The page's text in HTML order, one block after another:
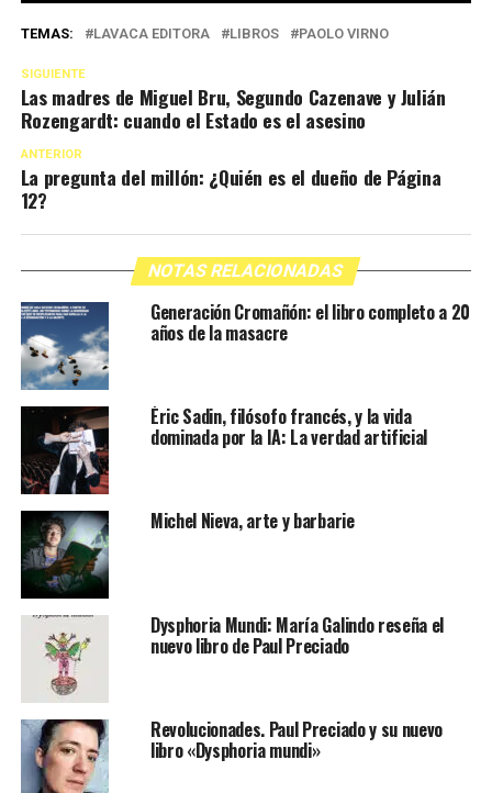
TEMAS: LAVACA EDITORA LIBROS PAOLO VIRNO
SIGUIENTE
Las madres de Miguel Bru, Segundo Cazenave y Julián
Rozengardt: cuando el Estado es el asesino
ANTERIOR
La pregunta del millón: ¿Quién es el dueño de Página
12?
NOTAS RELACIONADAS
Generación Cromañón: el libro completo a 20
años de la masacre
Éric Sadin, filósofo francés, y la vida
dominada por la IA: La verdad artificial
Michel Nieva, arte y barbarie
Dysphoria Mundi: María Galindo reseña el
nuevo libro de Paul Preciado
Revolucionades. Paul Preciado y su nuevo
libro «Dysphoria mundi»